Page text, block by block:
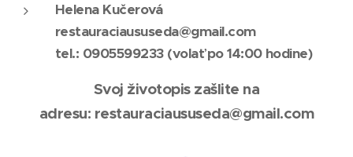
Helena Kučerová
restauraciaususeda@gmail.com
tel.: 0905599233 (volať po 14:00 hodine)
Svoj životopis zašlite na
adresu: restauraciaususeda@gmail.com